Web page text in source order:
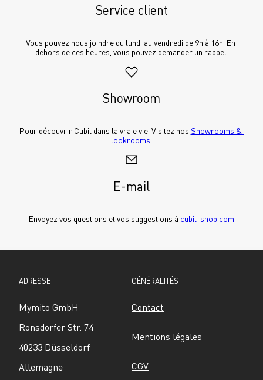
Service client
Vous pouvez nous joindre du lundi au vendredi de 9h à 16h. En
dehors de ces heures, vous pouvez demander un rappel.
Showroom
Pour découvrir Cubit dans la vraie vie. Visitez nos Showrooms &
lookrooms
E-mail
Envoyez vos questions et vos suggestions à cubit-shop.com
ADRESSE
Mymito GmbH
Ronsdorfer Str. 74
40233 Düsseldorf
Allemagne
GÉNÉRALITÉS
Contact
Mentions légales
CGV